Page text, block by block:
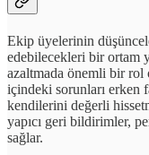
Ekip üyelerinin
edebilecekleri bir ortam
azaltmada önemli bir
içindeki sorunları erken
kendilerini değerli
yapıcı geri bildirimler,
sağlar.